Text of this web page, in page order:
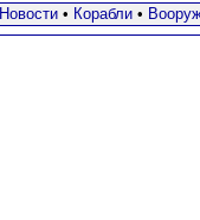
Новости• Корабли•